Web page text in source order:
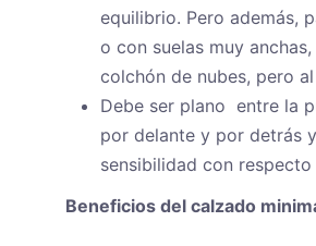
equilibrio. Pero además,
o con suelas muy
colchón de nubes, pero
Debe ser plano entre la
por delante y por detrás
sensibilidad con respecto
Beneficios del calzado